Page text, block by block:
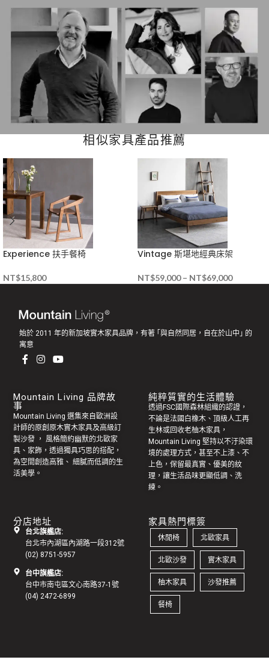
相似家具產品推薦
Experience 扶手餐椅
NT$15,800
Vintage 斯堪地經典床架
NT$59,000 – NT$69,000
始於 2011 年的新加坡實木家具品牌，有著 ｢與自然同居，自在於山中｣ 的
寓意
Mountain Living 品牌故
事
Mountain Living 選集來自歐洲設
計師的原創 原木實木家具及高級訂
製沙發 ， 風格簡約幽默的北歐家
具 、家飾，透過獨具巧思的搭配，
為空間創造高雅、 細膩而低調的生
活美學。
純粹質實的生活體驗
透過FSC國際森林組織的認證，
不論是法國白橡木、頂級人工再
生林或回收老柚木家具 ，
Mountain Living 堅持以不汙染環
境的處理方式，甚至不上漆、不
上色，保留最真實、優美的紋
理，讓生活品味更顯低調、洗
練。
分店地址
台北旗艦店:
台北市內湖區內湖路一段312號
(02) 8751-5957
台中旗艦店:
台中市南屯區文心南路37-1號
(04) 2472-6899
家具熱門標簽
休閒椅 北歐家具
北歐沙發 實木家具
柚木家具 沙發推薦
餐椅